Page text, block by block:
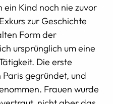
Kind noch nie zuvor
zur Geschichte
Form der
ursprünglich um eine
Die erste
Paris gegründet, und
Frauen wurde